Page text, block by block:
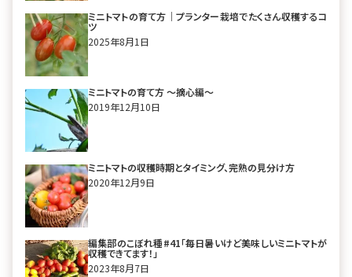
ミニトマトの育て方｜プランター栽培でたくさん収穫するコ
ツ
2025年8月1日
ミニトマトの育て方 〜摘心編〜
2019年12月10日
ミニトマトの収穫時期とタイミング、完熟の見分け方
2020年12月9日
編集部のこぼれ種#41「毎日暑いけど美味しいミニトマトが
収穫できてます！」
2023年8月7日